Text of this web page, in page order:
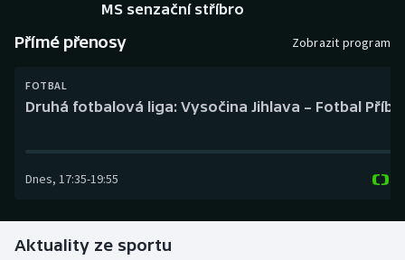
Baseball a softbal
Basketbal
Biatlon
Box
Curling
Historické návraty
Aplikace ČT sport
MS senzační stříbro
Přímé přenosy Zobrazit program
FOTBAL
Druhá fotbalová liga: Vysočina Jihlava – Fotbal
Dnes, 17:35-19:55
Aktuality ze sportu